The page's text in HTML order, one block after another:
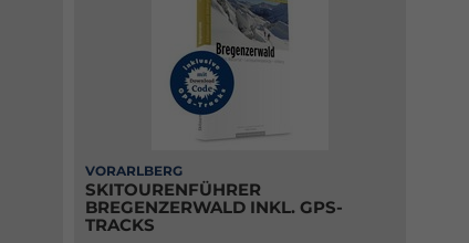
VORARLBERG
SKITOURENFÜHRER
BREGENZERWALD INKL. GPS-
TRACKS